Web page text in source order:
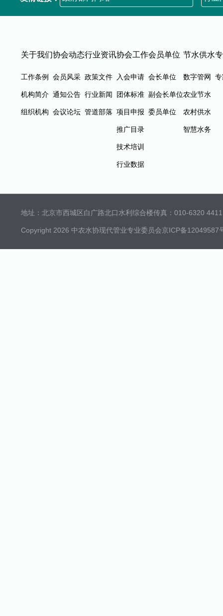
关于我们
工作条例
机构简介
组织机构
协会动态
会员风采
通知公告
会议论坛
行业资讯
政策文件
行业新闻
管道部落
协会工作
入会申请
团体标准
项目申报
推广目录
技术培训
行业数据
会员单位
会长单位
副会长单位
委员单位
节水供水
数字管网
农业节水
农村供水
智慧水务
地址：北京市西城区白广路北口水利综合楼传真：010-6320
Copyright 2026 中农水协现代管业专业委员会京ICP备12049587